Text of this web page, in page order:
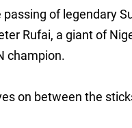
of legendary
Rufai, a giant of
champion.
on between the